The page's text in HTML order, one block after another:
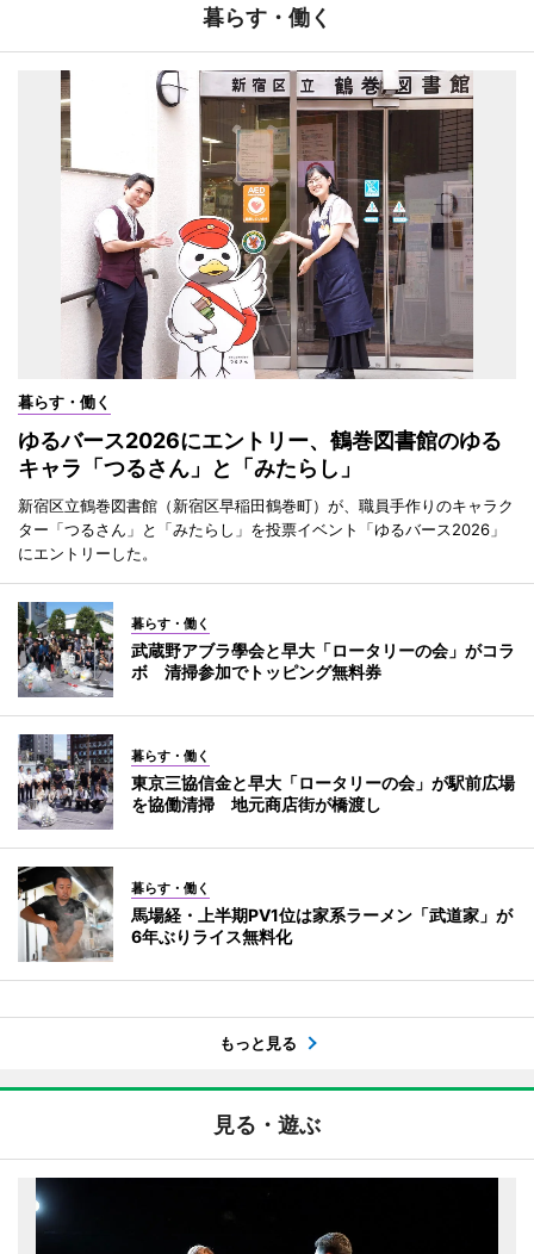
暮らす・働く
暮らす・働く
ゆるバース2026にエントリー、鶴巻図書館のゆる
キャラ「つるさん」と「みたらし」
新宿区立鶴巻図書館（新宿区早稲田鶴巻町）が、職員手作りのキャラク
ター「つるさん」と「みたらし」を投票イベント「ゆるバース2026」
にエントリーした。
暮らす・働く
武蔵野アブラ學会と早大「ロータリーの会」がコラ
ボ 清掃参加でトッピング無料券
暮らす・働く
東京三協信金と早大「ロータリーの会」が駅前広場
を協働清掃 地元商店街が橋渡し
暮らす・働く
馬場経・上半期PV1位は家系ラーメン「武道家」が
6年ぶりライス無料化
もっと見る
見る・遊ぶ